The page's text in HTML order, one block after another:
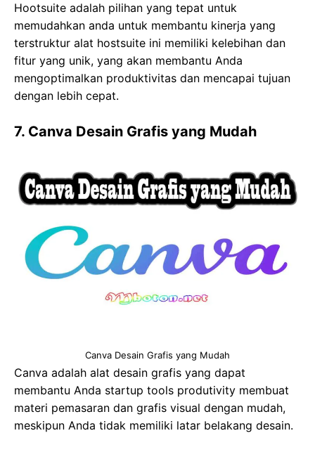
Hootsuite adalah pilihan yang tepat untuk
memudahkan anda untuk membantu kinerja yang
terstruktur alat hostsuite ini memiliki kelebihan dan
fitur yang unik, yang akan membantu Anda
mengoptimalkan produktivitas dan mencapai tujuan
dengan lebih cepat.
7. Canva Desain Grafis yang Mudah
Canva Desain Grafis yang Mudah
Canva adalah alat desain grafis yang dapat
membantu Anda startup tools produtivity membuat
materi pemasaran dan grafis visual dengan mudah,
meskipun Anda tidak memiliki latar belakang desain.